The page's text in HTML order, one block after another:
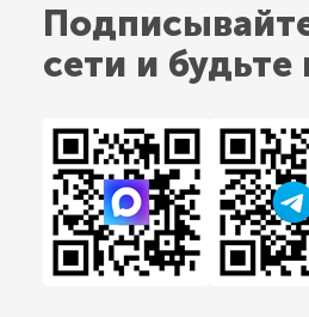
сети и будьте